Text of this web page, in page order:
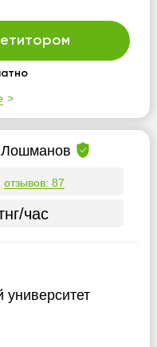
Лошманов
отзывов: 87
час
университет